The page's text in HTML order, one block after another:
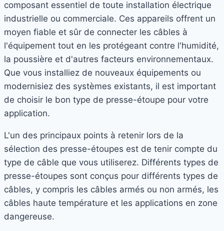
composant essentiel de toute installation électrique
industrielle ou commerciale. Ces appareils offrent un
moyen fiable et sûr de connecter les câbles à
l'équipement tout en les protégeant contre l'humidité,
la poussière et d'autres facteurs environnementaux.
Que vous installiez de nouveaux équipements ou
modernisiez des systèmes existants, il est important
de choisir le bon type de presse-étoupe pour votre
application.
L'un des principaux points à retenir lors de la
sélection des presse-étoupes est de tenir compte du
type de câble que vous utiliserez. Différents types de
presse-étoupes sont conçus pour différents types de
câbles, y compris les câbles armés ou non armés, les
câbles haute température et les applications en zone
dangereuse.